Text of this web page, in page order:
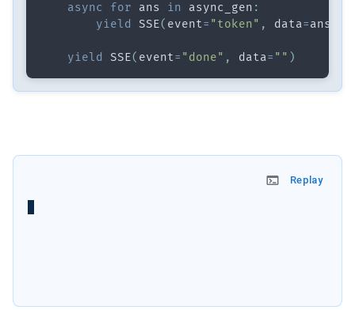
async for ans in async_gen :
yield
SSE( event= "token" , data=ans
yield SSE( event= "done" , data= "" )
Replay